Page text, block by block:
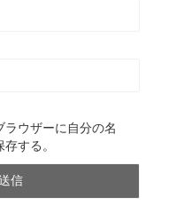
ウザーに自分の名
する。